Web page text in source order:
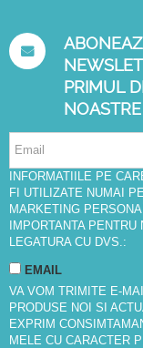
PRIMUL
INFORMATIILE PE
FI UTILIZATE NUMAI
MARKETING
IMPORTANTA
LEGATURA CU DVS.:
EMAIL
VA VOM TRIMITE E-
PRODUSE NOI SI
EXPRIM
MELE CU CARACTER